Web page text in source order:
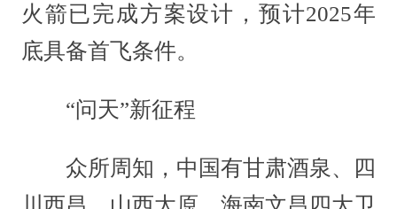
火箭已完成方案设计，预计2025年
底具备首飞条件。
“问天”新征程
众所周知，中国有甘肃酒泉、四